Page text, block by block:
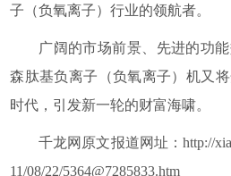
子（负氧离子）行业的领航者。
广阔的市场前景、先进的功
森肽基负离子（负氧离子）机又
时代，引发新一轮的财富海啸。
千龙网原文报道网址：http://
11/08/22/5364@7285833.htm